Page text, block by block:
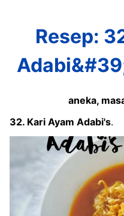
Resep:
aneka,
32. Kari Ayam Adabi's.